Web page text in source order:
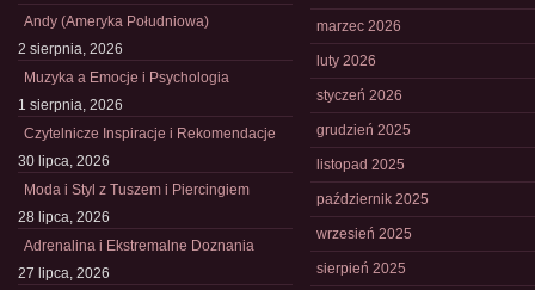
Andy (Ameryka Południowa)
2 sierpnia, 2026
Muzyka a Emocje i Psychologia
1 sierpnia, 2026
Czytelnicze Inspiracje i Rekomendacje
30 lipca, 2026
Moda i Styl z Tuszem i Piercingiem
28 lipca, 2026
Adrenalina i Ekstremalne Doznania
27 lipca, 2026
marzec 2026
luty 2026
styczeń 2026
grudzień 2025
listopad 2025
październik 2025
wrzesień 2025
sierpień 2025